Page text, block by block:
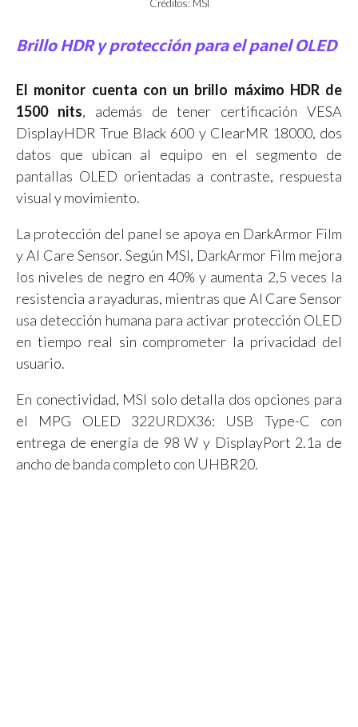
Créditos: MSI
Brillo HDR y protección para el panel OLED
El monitor cuenta con un brillo máximo HDR de
1500 nits, además de tener certificación VESA
DisplayHDR True Black 600 y ClearMR 18000, dos
datos que ubican al equipo en el segmento de
pantallas OLED orientadas a contraste, respuesta
visual y movimiento.
La protección del panel se apoya en DarkArmor Film
y AI Care Sensor. Según MSI, DarkArmor Film mejora
los niveles de negro en 40% y aumenta 2,5 veces la
resistencia a rayaduras, mientras que AI Care Sensor
usa detección humana para activar protección OLED
en tiempo real sin comprometer la privacidad del
usuario.
En conectividad, MSI solo detalla dos opciones para
el MPG OLED 322URDX36: USB Type-C con
entrega de energía de 98 W y DisplayPort 2.1a de
ancho de banda completo con UHBR20.